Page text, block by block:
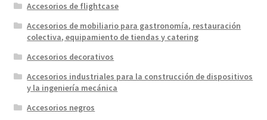
Accesorios de flightcase
Accesorios de mobiliario para gastronomía, restauración
colectiva, equipamiento de tiendas y catering
Accesorios decorativos
Accesorios industriales para la construcción de dispositivos
y la ingeniería mecánica
Accesorios negros